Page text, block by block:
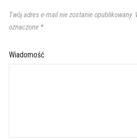
Twój adres e-mail nie zostanie opublikowany.
oznaczone *
Wiadomość